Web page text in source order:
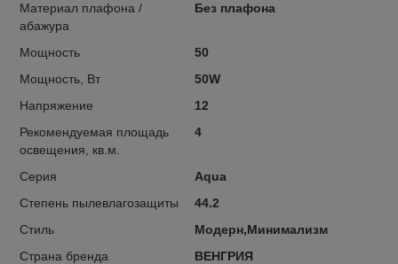
Материал плафона /
абажура
Без плафона
Мощность
50
Мощность, Вт
50W
Напряжение
12
Рекомендуемая площадь
освещения, кв.м.
4
Серия
Aqua
Степень пылевлагозащиты
44.2
Стиль
Модерн,Минимализм
Страна бренда
ВЕНГРИЯ